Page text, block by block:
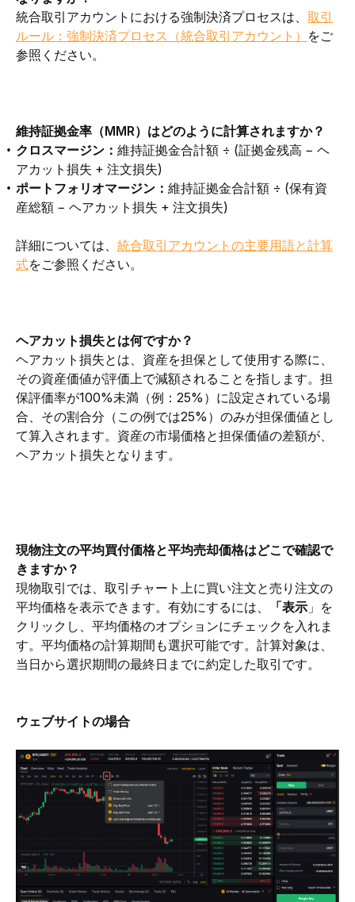
統合取引アカウントにおける強制決済プロセスは、 取引
ルール：強制決済プロセス（統合取引アカウント） をご
参照ください。
維持証拠金率（MMR）はどのように計算されますか？
クロスマージン： 維持証拠金合計額 ÷ (証拠金残高 − ヘ
アカット損失 + 注文損失)
ポートフォリオマージン： 維持証拠金合計額 ÷ (保有資
産総額 − ヘアカット損失 + 注文損失)
詳細については、 統合取引アカウントの主要用語と計算
式をご参照ください。
ヘアカット損失とは何ですか？
ヘアカット損失とは、資産を担保として使用する際に、
その資産価値が評価上で減額されることを指します。担
保評価率が100%未満（例：25%）に設定されている場
合、その割合分（この例では25%）のみが担保価値とし
て算入されます。資産の市場価格と担保価値の差額が、
ヘアカット損失となります。
現物注文の平均買付価格と平均売却価格はどこで確認で
きますか？
現物取引では、取引チャート上に買い注文と売り注文の
平均価格を表示できます。有効にするには、
「表示 」を
クリックし、平均価格のオプションにチェックを入れま
す。平均価格の計算期間も選択可能です。計算対象は、
当日から選択期間の最終日までに約定した取引です。
ウェブサイトの場合